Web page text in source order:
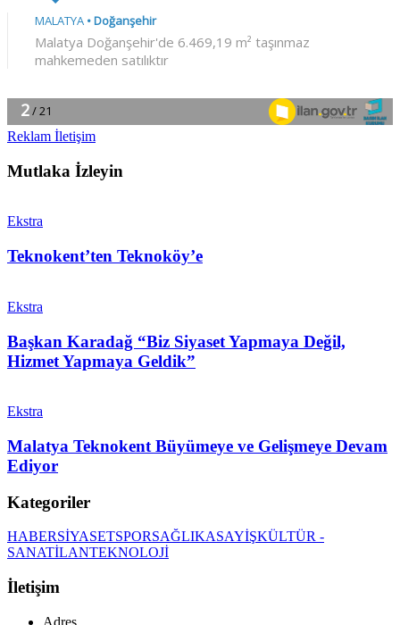
Reklam İletişim
Mutlaka İzleyin
Ekstra
Teknokent’ten Teknoköy’e
Ekstra
Başkan Karadağ “Biz Siyaset Yapmaya Değil,
Hizmet Yapmaya Geldik”
Ekstra
Malatya Teknokent Büyümeye ve Gelişmeye Devam
Ediyor
Kategoriler
HABERSİYASETSPORSAĞLIKASAYİŞKÜLTÜR -
SANATİLANTEKNOLOJİ
İletişim
Adres